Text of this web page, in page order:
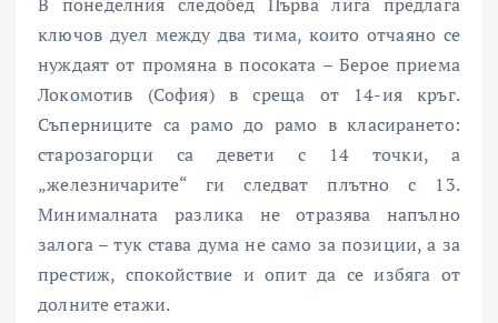
ключов дуел между два тима, които отчаяно се
нуждаят от промяна в посоката – Берое приема
Локомотив (София) в среща от 14-ия кръг.
Съперниците са рамо до рамо в класирането:
старозагорци са девети с 14 точки, а
„железничарите“ ги следват плътно с 13.
Минималната разлика не отразява напълно
залога – тук става дума не само за позиции, а за
престиж, спокойствие и опит да се избяга от
долните етажи.